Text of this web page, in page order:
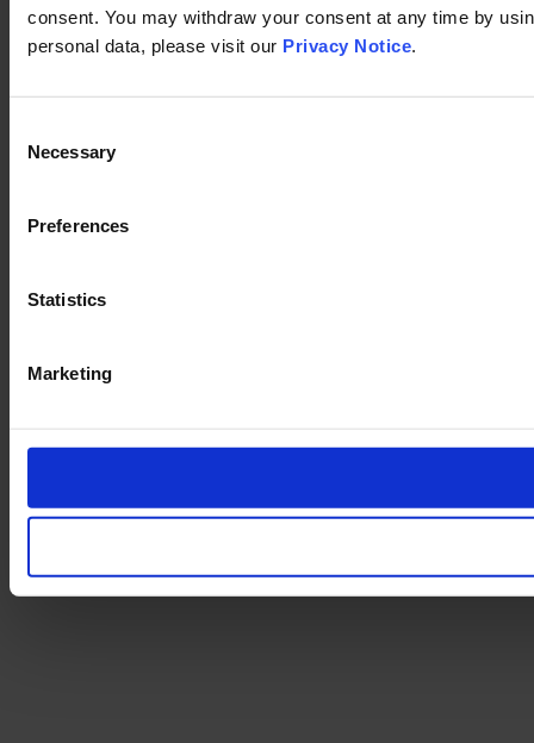
consent. You may withdraw your consent at any time by
personal data, please visit our Privacy Notice
Selection
Necessary
Preferences
Statistics
Marketing